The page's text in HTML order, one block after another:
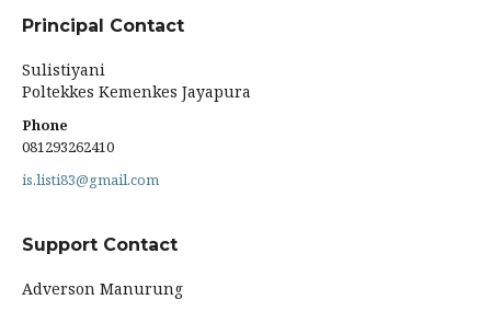
Principal Contact
Sulistiyani
Poltekkes Kemenkes Jayapura
Phone
081293262410
is.listi83@gmail.com
Support Contact
Adverson Manurung